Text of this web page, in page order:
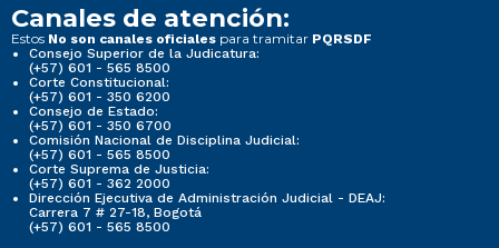
Canales de atención:
Estos No son canales oficiales para tramitar PQRSDF
Consejo Superior de la Judicatura:
(+57) 601 - 565 8500
Corte Constitucional:
(+57) 601 - 350 6200
Consejo de Estado:
(+57) 601 - 350 6700
Comisión Nacional de Disciplina Judicial:
(+57) 601 - 565 8500
Corte Suprema de Justicia:
(+57) 601 - 362 2000
Dirección Ejecutiva de Administración Judicial - DEAJ:
Carrera 7 # 27-18, Bogotá
(+57) 601 - 565 8500